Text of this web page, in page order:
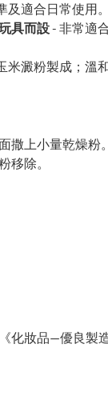
及適合日常使用
具而設- 非常適
米澱粉製成；溫
撒上小量乾燥
移除。
化妝品—優良製